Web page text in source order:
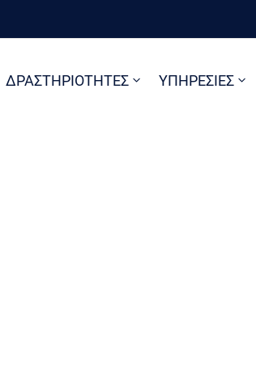
ΔΡΑΣΤΗΡΙΟΤΗΤΕΣ ΥΠΗΡΕΣΙΕΣ